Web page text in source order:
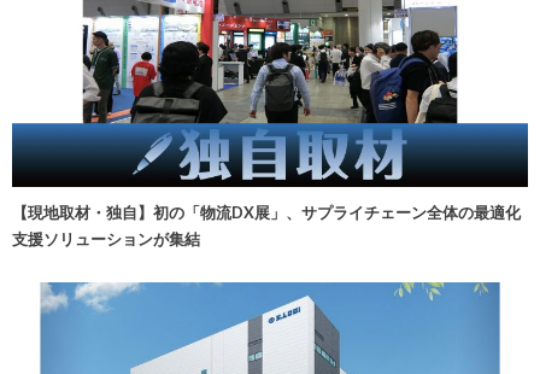
【現地取材・独自】初の「物流DX展」、サプライチェーン全体の最適化
支援ソリューションが集結